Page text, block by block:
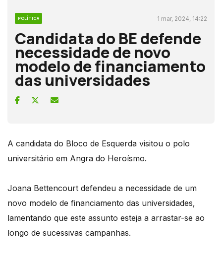
POLÍTICA 1 mar, 2024, 14:22
Candidata do BE defende
necessidade de novo
modelo de financiamento
das universidades
A candidata do Bloco de Esquerda visitou o polo
universitário em Angra do Heroísmo.
Joana Bettencourt defendeu a necessidade de um
novo modelo de financiamento das universidades,
lamentando que este assunto esteja a arrastar-se ao
longo de sucessivas campanhas.